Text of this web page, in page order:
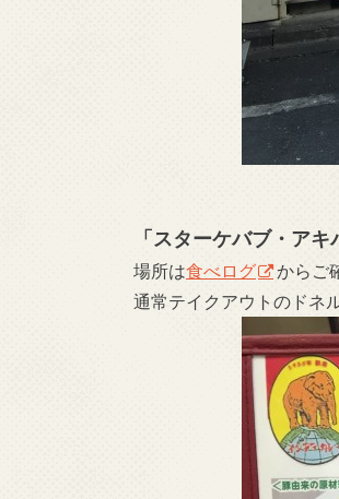
「スターケバブ・アキ
場所は食べログ
からご
通常テイクアウトのドネ